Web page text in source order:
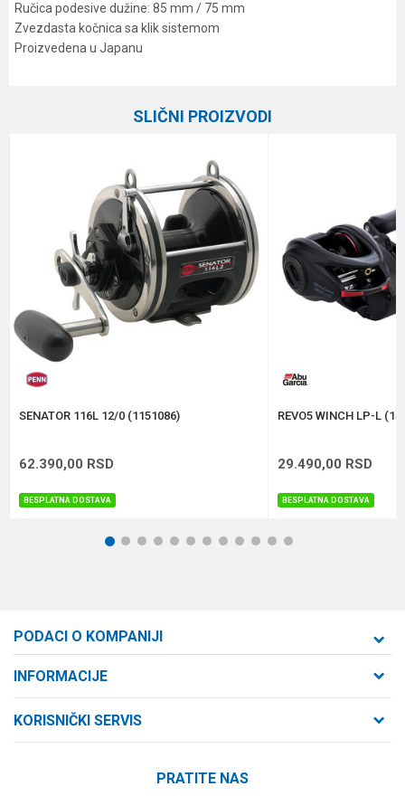
Ručica podesive dužine: 85 mm / 75 mm
Zvezdasta kočnica sa klik sistemom
Proizvedena u Japanu
Anti-spam zaštita - izračunajte koliko je 4 + 1 :
POŠALJI
SLIČNI PROIZVODI
SENATOR 116L 12/0 (1151086)
62.390,00 RSD
BESPLATNA DOSTAVA
REVO5 WINCH LP-L
29.490,00 RSD
BESPLATNA DOSTAVA
1 2 3 4 5 6 7 8 9 101112
PODACI O KOMPANIJI
Cara Dušana 47
INFORMACIJE
KORISNIČKI SERVIS
PRATITE NAS